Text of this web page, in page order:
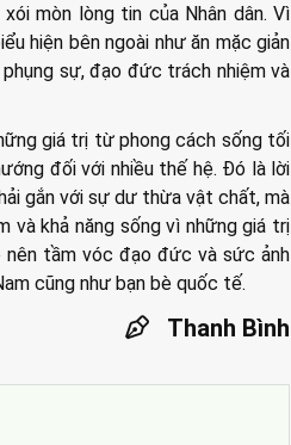
mòn lòng tin của Nhân dân. Vì
hiện bên ngoài như ăn mặc giản
sự, đạo đức trách nhiệm và
giá trị từ phong cách sống tối
đối với nhiều thế hệ. Đó là lời
gắn với sự dư thừa vật chất, mà
và khả năng sống vì những giá trị
nên tầm vóc đạo đức và sức ảnh
cũng như bạn bè quốc tế.
Thanh Bình